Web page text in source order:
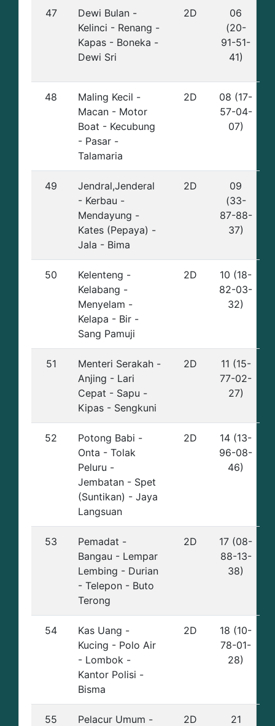
47
Dewi Bulan -
Kelinci - Renang -
Kapas - Boneka -
Dewi Sri
2D
06
(20-
91-51-
41)
48
Maling Kecil -
Macan - Motor
Boat - Kecubung
- Pasar -
Talamaria
2D
08 (17-
57-04-
07)
49
Jendral,Jenderal
- Kerbau -
Mendayung -
Kates (Pepaya) -
Jala - Bima
2D
09
(33-
87-88-
37)
50
Kelenteng -
Kelabang -
Menyelam -
Kelapa - Bir -
Sang Pamuji
2D
10 (18-
82-03-
32)
51
Menteri Serakah -
Anjing - Lari
Cepat - Sapu -
Kipas - Sengkuni
2D
11 (15-
77-02-
27)
52
Potong Babi -
Onta - Tolak
Peluru -
Jembatan - Spet
(Suntikan) - Jaya
Langsuan
2D
14 (13-
96-08-
46)
53
Pemadat -
Bangau - Lempar
Lembing - Durian
- Telepon - Buto
Terong
2D
17 (08-
88-13-
38)
54
Kas Uang -
Kucing - Polo Air
- Lombok -
Kantor Polisi -
Bisma
2D
18 (10-
78-01-
28)
55
Pelacur Umum -
2D
21